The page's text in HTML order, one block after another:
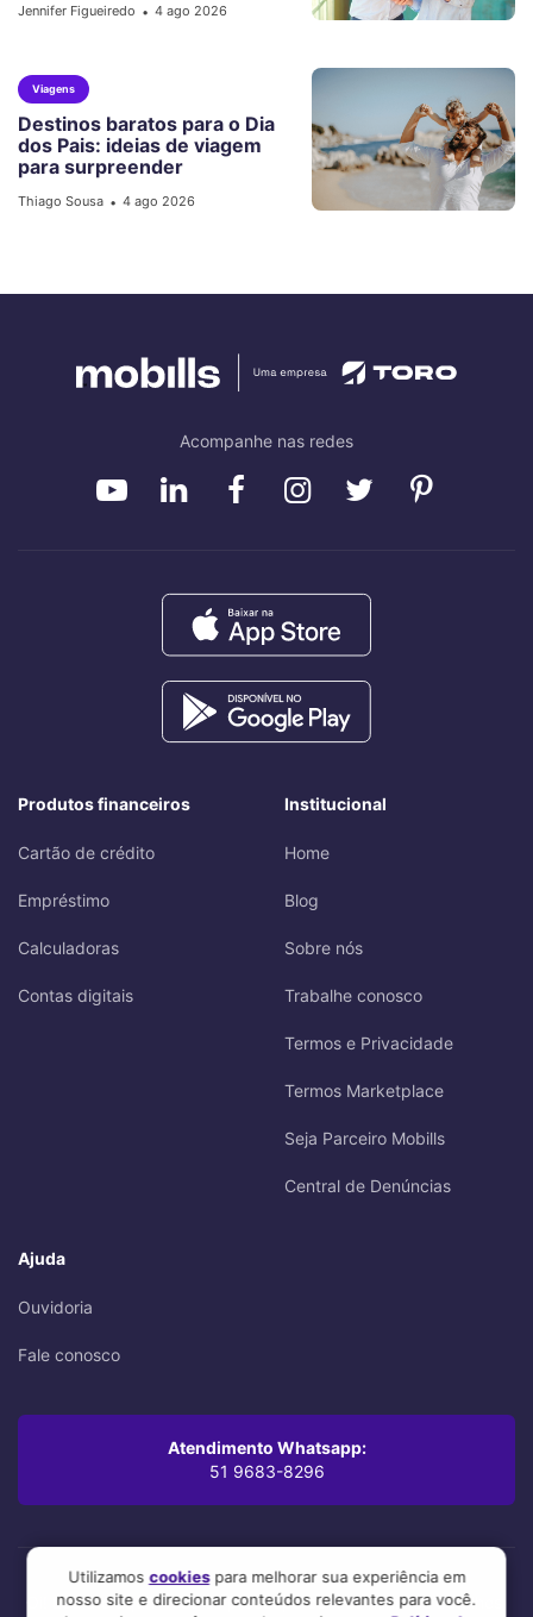
Jennifer Figueiredo • 4 ago 2026
Viagens
Destinos baratos para o Dia
dos Pais: ideias de viagem
para surpreender
Thiago Sousa • 4 ago 2026
Acompanhe nas redes
Produtos financeiros
Cartão de crédito
Empréstimo
Calculadoras
Contas digitais
Institucional
Home
Blog
Sobre nós
Trabalhe conosco
Termos e Privacidade
Termos Marketplace
Seja Parceiro Mobills
Central de Denúncias
Ajuda
Ouvidoria
Fale conosco
Atendimento Whatsapp:
51 9683-8296
Oi! Leu até aqui? Você se preocupa com os mínimos detalhes,
Utilizamos cookiespara melhorar sua experiência em
nosso site e direcionar conteúdos relevantes para você.